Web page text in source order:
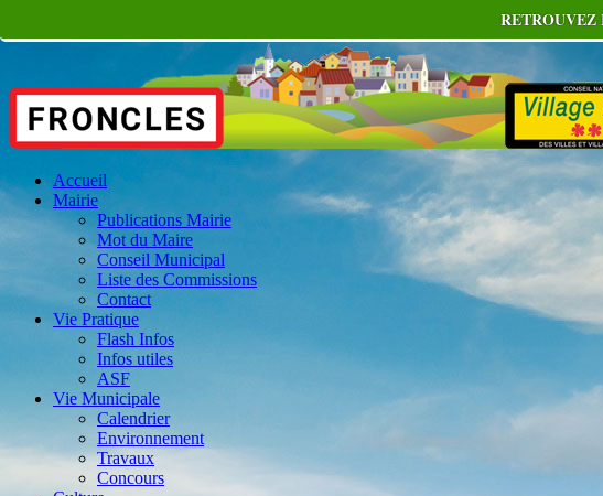
Accueil
Mairie
Publications Mairie
Mot du Maire
Conseil Municipal
Liste des Commissions
Contact
Vie Pratique
Flash Infos
Infos utiles
ASF
Vie Municipale
Calendrier
Environnement
Travaux
Concours
RETROUVEZ